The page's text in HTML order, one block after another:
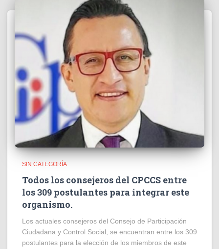
SIN CATEGORÍA
Todos los consejeros del CPCCS entre
los 309 postulantes para integrar este
organismo.
Los actuales consejeros del Consejo de Participación
Ciudadana y Control Social, se encuentran entre los 309
postulantes para la elección de los miembros de este